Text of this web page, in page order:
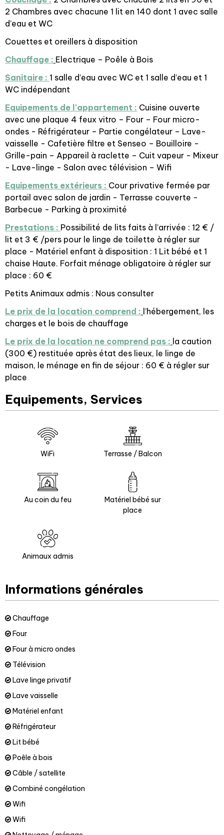
2 Chambres avec chacune 1 lit en 140 dont 1 avec salle
d’eau et WC
Couettes et oreillers à disposition
Chauffage : Electrique – Poêle à Bois
Sanitaire : 1 salle d’eau avec WC et 1 salle d’eau et 1
WC indépendant
Equipements de l'appartement : Cuisine ouverte
avec une plaque 4 feux vitro – Four – Four micro-
ondes - Réfrigérateur – Partie congélateur – Lave-
vaisselle - Cafetière filtre et Senseo – Bouilloire -
Grille-pain – Appareil à raclette – Cuit vapeur - Mixeur
- Lave-linge - Salon avec télévision – Wifi
Equipements extérieurs : Cour privative fermée par
portail avec salon de jardin - Terrasse couverte -
Barbecue - Parking à proximité
Prestations : Possibilité de lits faits à l’arrivée : 12 € /
lit et 3 € /pers pour le linge de toilette à régler sur
place - Matériel enfant à disposition : 1 Lit bébé et 1
chaise Haute. Forfait ménage obligatoire à régler sur
place : 60 €
Petits Animaux admis : Nous consulter
Le prix de la location comprend : l’hébergement, les
charges et le bois de chauffage
Le prix de la location ne comprend pas : la caution
(300 €) restituée après état des lieux, le linge de
maison, le ménage en fin de séjour : 60 € à régler sur
place
Equipements, Services
WiFi Terrasse / Balcon
Au coin du feu
Matériel bébé sur
place
Animaux admis
Informations générales
Chauffage
Four
Four à micro ondes
Télévision
Lave linge privatif
Lave vaisselle
Matériel enfant
Réfrigérateur
Lit bébé
Poêle à bois
Câble / satellite
Combiné congélation
Wifi
Wifi